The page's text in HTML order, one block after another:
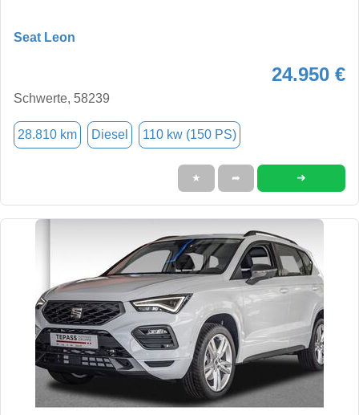
Seat Leon
24.950 €
Schwerte, 58239
28.810 km Diesel 110 kw (150 PS)
★ ➦ ➜